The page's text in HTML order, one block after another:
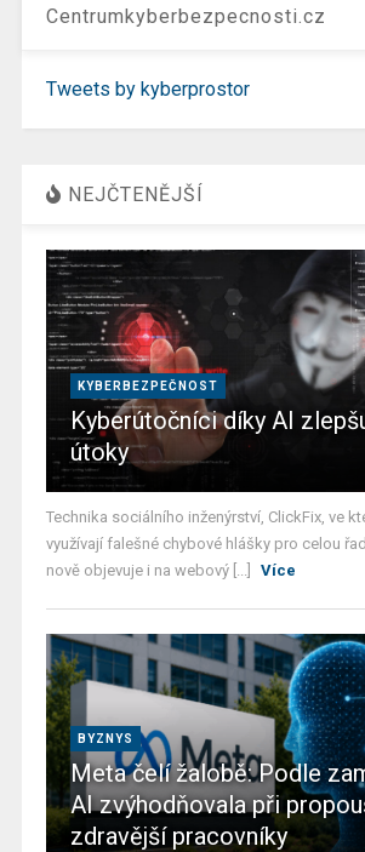
Centrumkyberbezpecnosti.cz
Tweets by kyberprostor
NEJČTENĚJŠÍ
KYBERBEZPEČNOST
Kyberútočníci díky AI
útoky
Technika sociálního inženýrství, ClickFix, ve
využívají falešné chybové hlášky pro celou
nově objevuje i na webový [...]
Více
BYZNYS
Meta čelí žalobě: Podle
AI zvýhodňovala při
zdravější pracovníky